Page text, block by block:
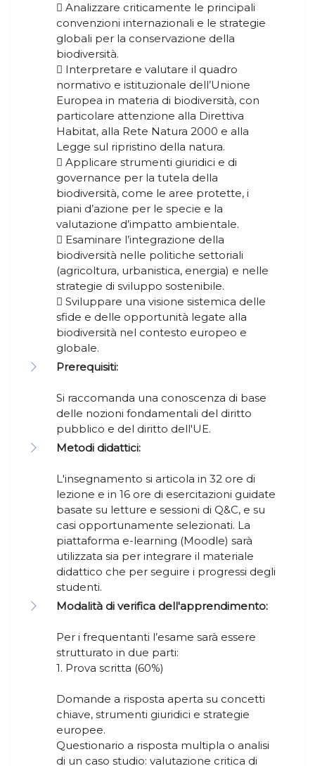
 Analizzare criticamente le principali
convenzioni internazionali e le strategie
globali per la conservazione della
biodiversità.
 Interpretare e valutare il quadro
normativo e istituzionale dell’Unione
Europea in materia di biodiversità, con
particolare attenzione alla Direttiva
Habitat, alla Rete Natura 2000 e alla
Legge sul ripristino della natura.
 Applicare strumenti giuridici e di
governance per la tutela della
biodiversità, come le aree protette, i
piani d’azione per le specie e la
valutazione d’impatto ambientale.
 Esaminare l’integrazione della
biodiversità nelle politiche settoriali
(agricoltura, urbanistica, energia) e nelle
strategie di sviluppo sostenibile.
 Sviluppare una visione sistemica delle
sfide e delle opportunità legate alla
biodiversità nel contesto europeo e
globale.
Prerequisiti:
Si raccomanda una conoscenza di base
delle nozioni fondamentali del diritto
pubblico e del diritto dell'UE.
Metodi didattici:
L'insegnamento si articola in 32 ore di
lezione e in 16 ore di esercitazioni guidate
basate su letture e sessioni di Q&C, e su
casi opportunamente selezionati. La
piattaforma e-learning (Moodle) sarà
utilizzata sia per integrare il materiale
didattico che per seguire i progressi degli
studenti.
Modalità di verifica dell'apprendimento:
Per i frequentanti l’esame sarà essere
strutturato in due parti:
1. Prova scritta (60%)
Domande a risposta aperta su concetti
chiave, strumenti giuridici e strategie
europee.
Questionario a risposta multipla o analisi
di un caso studio: valutazione critica di